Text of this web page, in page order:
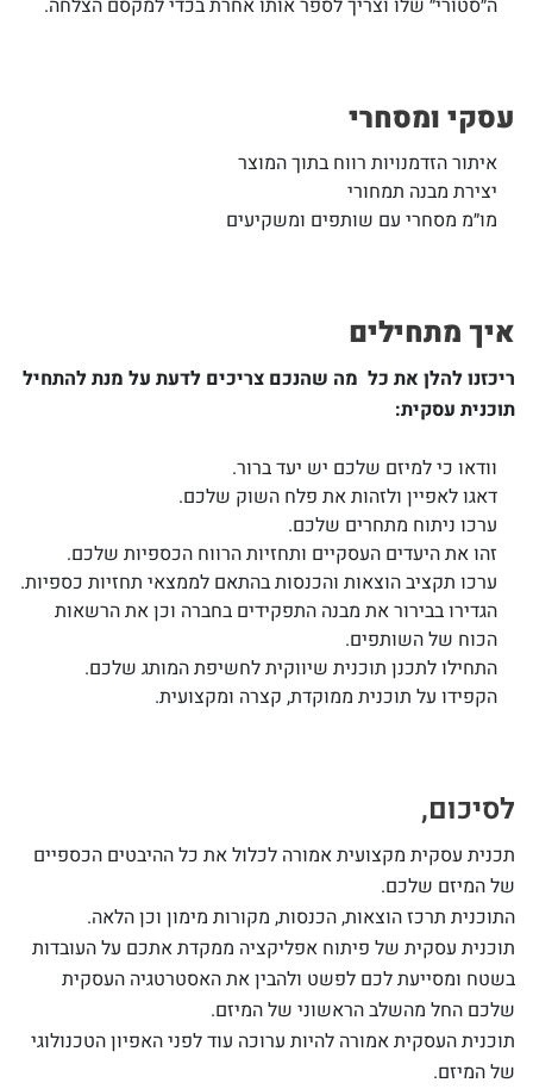
ה״סטורי״ שלו וצריך לספר אותו אחרת בכדי למקסם הצלחה.
עסקי ומסחרי
איתור הזדמנויות רווח בתוך המוצר
יצירת מבנה תמחורי
מו״מ מסחרי עם שותפים ומשקיעים
איך מתחילים
ריכזנו להלן את כל מה שהנכם צריכים לדעת על מנת להתחיל
תוכנית עסקית:
וודאו כי למיזם שלכם יש יעד ברור.
דאגו לאפיין ולזהות את פלח השוק שלכם.
ערכו ניתוח מתחרים שלכם.
זהו את היעדים העסקיים ותחזיות הרווח הכספיות שלכם.
ערכו תקציב הוצאות והכנסות בהתאם לממצאי תחזיות כספיות.
הגדירו בבירור את מבנה התפקידים בחברה וכן את הרשאות
הכוח של השותפים.
התחילו לתכנן תוכנית שיווקית לחשיפת המותג שלכם.
הקפידו על תוכנית ממוקדת, קצרה ומקצועית.
לסיכום,
תכנית עסקית מקצועית אמורה לכלול את כל ההיבטים הכספיים
של המיזם שלכם.
התוכנית תרכז הוצאות, הכנסות, מקורות מימון וכן הלאה.
תוכנית עסקית של פיתוח אפליקציה ממקדת אתכם על העובדות
בשטח ומסייעת לכם לפשט ולהבין את האסטרטגיה העסקית
שלכם החל מהשלב הראשוני של המיזם.
תוכנית העסקית אמורה להיות ערוכה עוד לפני האפיון הטכנולוגי
של המיזם.